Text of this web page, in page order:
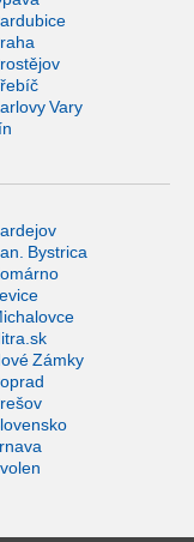
Vary
Bystrica
Zámky